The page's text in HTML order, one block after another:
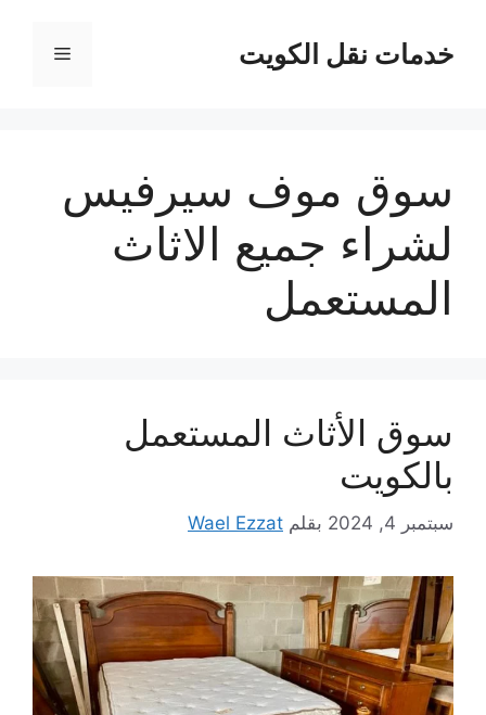
المحتوىخدمات نقل الكويت القائمة
سوق موف سيرفيس
لشراء جميع الاثاث
المستعمل
سوق الأثاث المستعمل
بالكويت
سبتمبر 4, 2024 بقلم Wael Ezzat